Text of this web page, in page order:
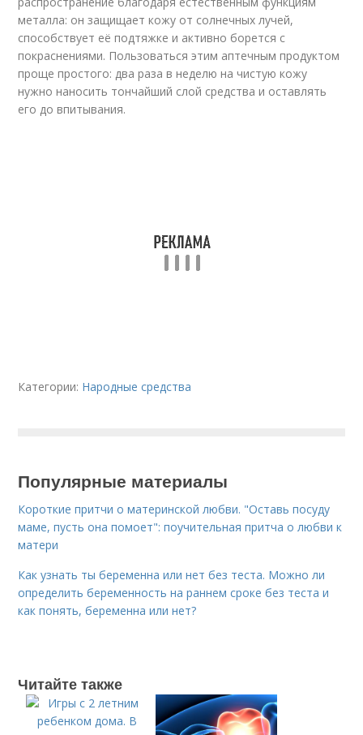
металла: он защищает кожу от солнечных лучей,
способствует её подтяжке и активно борется с
покраснениями. Пользоваться этим аптечным продуктом
проще простого: два раза в неделю на чистую кожу
нужно наносить тончайший слой средства и оставлять
его до впитывания.
Категории: Народные средства
Популярные материалы
Короткие притчи о материнской любви. "Оставь посуду
маме, пусть она помоет": поучительная притча о любви к
матери
Как узнать ты беременна или нет без теста. Можно ли
определить беременность на раннем сроке без теста и
как понять, беременна или нет?
Читайте также